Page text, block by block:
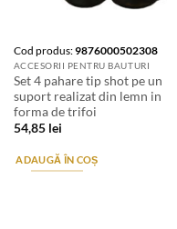
Cod produs:9876000502308
ACCESORII PENTRU BAUTURI
Set 4 pahare tip shot pe un
suport realizat din lemn in
forma de trifoi
54,85 lei
ADAUGĂ ÎN COȘ